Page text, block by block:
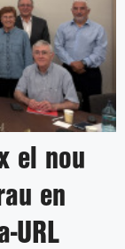
el nou
en
URL